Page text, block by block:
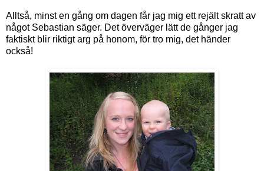
Alltså, minst en gång om dagen får jag mig ett rejält skratt av
något Sebastian säger. Det överväger lätt de gånger jag
faktiskt blir riktigt arg på honom, för tro mig, det händer
också!